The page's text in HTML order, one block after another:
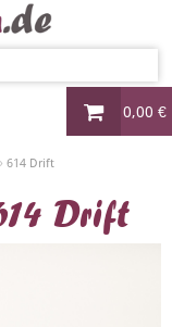
0,00 €
614 Drift
Drift